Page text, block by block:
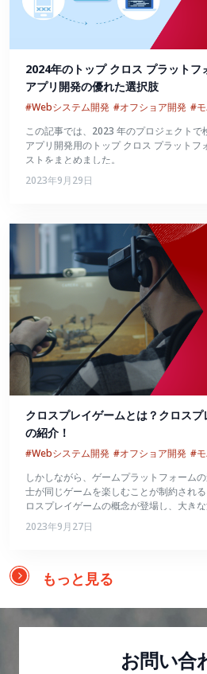
2024年のトップ クロス プラットフ
アプリ開発の優れた選択肢
#Webシステム開発 #オフショア開発 #
この記事では、2023 年のプロジェクト
アプリ開発用のトップ クロス プラットフ
ストをまとめました。
2023年9月29日
クロスプレイゲームとは？クロス
の紹介！
#Webシステム開発 #オフショア開発 #
しかしながら、ゲームプラットフォーム
士が同じゲームを楽しむことが制約され
ロスプレイゲームの概念が登場し、大き
2023年9月27日
もっと見る
お問い合